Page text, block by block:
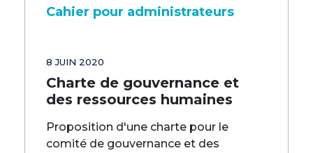
Cahier pour administrateurs
8 JUIN 2020
Charte de gouvernance et
des ressources humaines
Proposition d'une charte pour le
comité de gouvernance et des